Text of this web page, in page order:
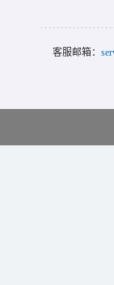
客服邮箱：